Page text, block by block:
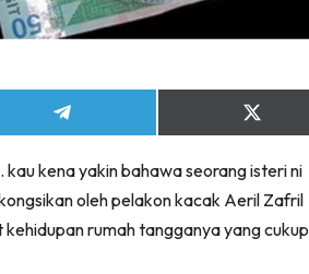
Share
on
Share
on
(Twitter)
kau kena yakin bahawa seorang isteri ni
oleh pelakon kacak Aeril Zafril
rumah tangganya yang cukup